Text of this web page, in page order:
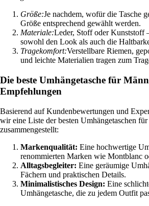
Größe:Je nachdem, wofür die Tasche
Größe entsprechend gewählt werden.
Materiale:Leder, Stoff oder Kunststoff
sowohl den Look als auch die
Tragekomfort:Verstellbare Riemen,
und leichte Materialien tragen zum
Die beste Umhängetasche für
Empfehlungen
Basierend auf Kundenbewertungen und
wir eine Liste der besten Umhängetaschen
zusammengestellt:
Markenqualität: Eine hochwertige
renommierten Marken wie Montblanc
Alltagsbegleiter: Eine geräumige
Fächern und praktischen Details.
Minimalistisches Design: Eine
Umhängetasche, die zu jedem Outfit